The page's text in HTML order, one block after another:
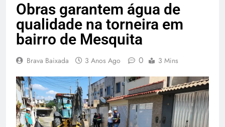
Obras garantem água de
qualidade na torneira em
bairro de Mesquita
Brava Baixada 3 Anos Ago 0 3 Mins